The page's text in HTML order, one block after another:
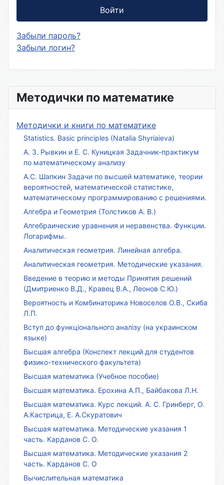
Методички по математике
Методички и книги по математике
Statistics. Basic principles (Natalia Shyriaieva)
А. З. Рывкин и Е. С. Куницкая Задачник-практикум
по математическому анализу
А.С. Шапкин Задачи по высшей математике, теории
вероятностей, математической статистике,
математическому программированию с решениями.
Алгебра и Геометрия (Толстиков А. В.)
Алгебраические уравнения и неравенства. Функции.
Логарифмы.
Аналитическая геометрия. Линейная алгебра.
Аналитическая геометрия. Методические указания.
Введение в теорию и методы Принятия решений
(Дмитриенко В.Д., Кравец В.А., Леонов С.Ю.)
Вероятность и Комбинаторика Новоселов О.В., Скиба
Л.П.
Вступ до функціонального аналізу (на украинском
языке)
Высшая алгебра (Конспект лекций для студентов
физико-технического факультета)
Высшая математика (Учебное пособие)
Высшая математика. Ерохина А.П., Байбакова Л.Н.
Высшая математика. Курс лекций. А. С. Гринберг, О.
А.Кастрица, Е. А.Скуратович
Высшая математика. Методические указания 1
часть. Карданов С. О.
Высшая математика. Методические указания 2
часть. Карданов С. О
Вычислительная математика
Войти
Забыли пароль?
Забыли логин?